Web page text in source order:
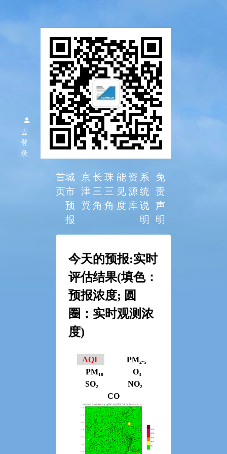
区域空气
质量预报
系统
去
登
录
首
页
城
市
预
报
京
津
冀
长
三
角
珠
三
角
能
见
度
资
源
库
系
统
说
明
免
责
声
明
今天的预报:实时
评估结果(填色：
预报浓度; 圆
圈：实时观测浓
度)
AQI
PM₂.₅
PM₁₀
O₃
SO₂
NO₂
CO